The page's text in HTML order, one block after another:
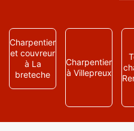
Charpentier
et couvreur
à La
breteche
Charpentier
à Villepreux